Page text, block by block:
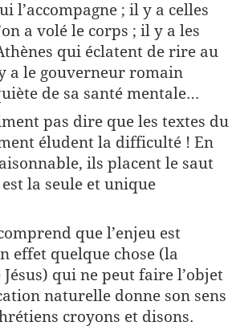
l’accompagne ; il y a celles
a volé le corps ; il y a les
qui éclatent de rire au
a le gouverneur romain
de sa santé mentale…
pas dire que les textes du
éludent la difficulté ! En
ils placent le saut
la seule et unique
que l’enjeu est
effet quelque chose (la
qui ne peut faire l’objet
naturelle donne son sens
croyons et disons.